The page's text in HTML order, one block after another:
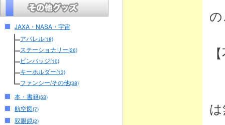
JAXA・NASA・宇宙
アパレル(18)
ステーショナリー(26)
ピンバッジ(10)
キーホルダー(13)
ファンシー/その他(38)
本・書籍(53)
航空図(7)
双眼鏡(2)